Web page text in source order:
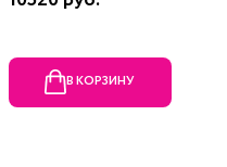
В КОРЗИНУ